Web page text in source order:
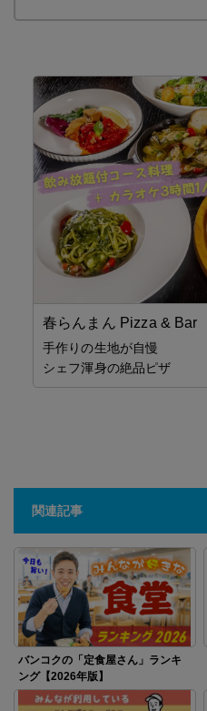
春らんまん Pizza & Bar
手作りの生地が自慢
シェフ渾身の絶品ピザ
関連記事
バンコクの「定食屋さん」ランキ
ング【2026年版】